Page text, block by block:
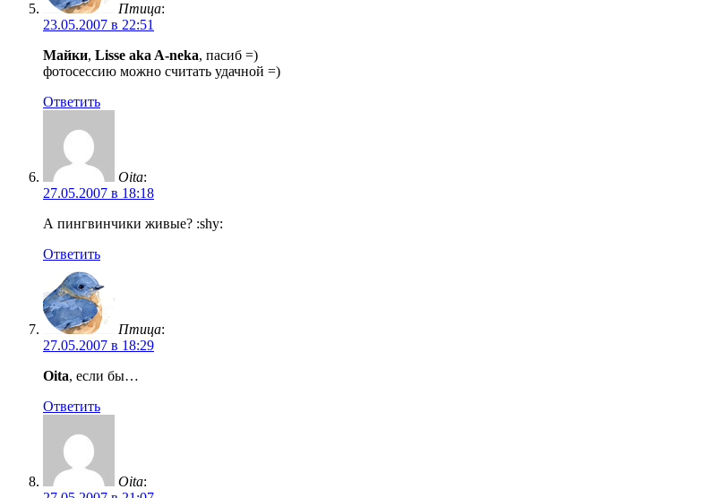
Птица:
23.05.2007 в 22:51
Майки, Lisse aka A-neka, пасиб =)
фотосессию можно считать удачной =)
Ответить
Oita:
27.05.2007 в 18:18
А пингвинчики живые? :shy:
Ответить
Птица:
27.05.2007 в 18:29
Oita, если бы…
Ответить
Oita: